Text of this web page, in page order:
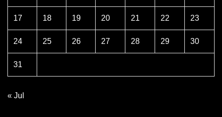
17 18 19 20 21 22 23
24 25 26 27 28 29 30
31
« Jul